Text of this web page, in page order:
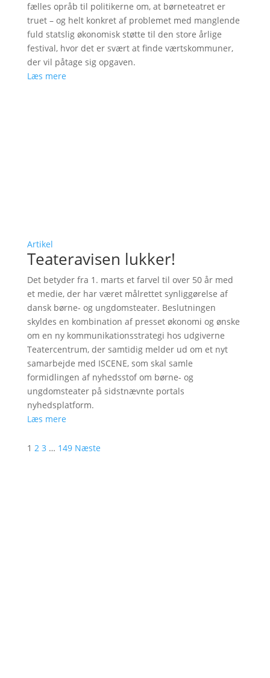
fælles opråb til politikerne om, at børneteatret er
truet – og helt konkret af problemet med manglende
fuld statslig økonomisk støtte til den store årlige
festival, hvor det er svært at finde værtskommuner,
der vil påtage sig opgaven.
Læs mere
Artikel
Teateravisen lukker!
Det betyder fra 1. marts et farvel til over 50 år med
et medie, der har været målrettet synliggørelse af
dansk børne- og ungdomsteater. Beslutningen
skyldes en kombination af presset økonomi og ønske
om en ny kommunikationsstrategi hos udgiverne
Teatercentrum, der samtidig melder ud om et nyt
samarbejde med ISCENE, som skal samle
formidlingen af nyhedsstof om børne- og
ungdomsteater på sidstnævnte portals
nyhedsplatform.
Læs mere
1 2 3 … 149 Næste